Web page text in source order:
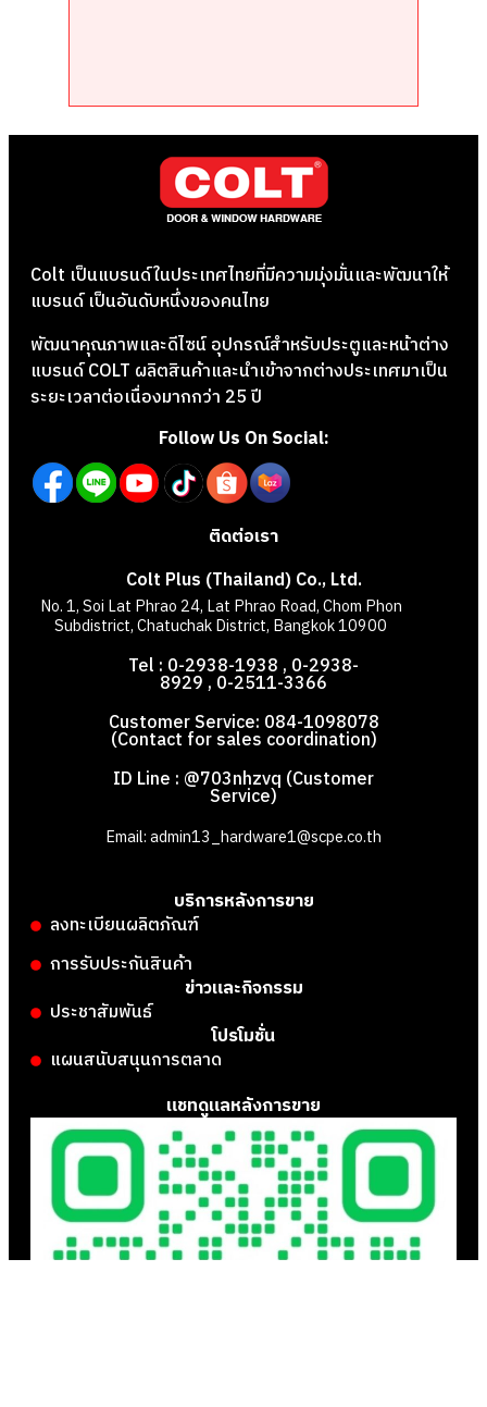
Colt เป็นแบรนด์ในประเทศไทยที่มีความมุ่งมั่นและพัฒนาให้
แบรนด์ เป็นอันดับหนึ่งของคนไทย
พัฒนาคุณภาพและดีไซน์ อุปกรณ์สำหรับประตูและหน้าต่าง
แบรนด์ COLT ผลิตสินค้าและนำเข้าจากต่างประเทศมาเป็น
ระยะเวลาต่อเนื่องมากกว่า 25 ปี
Follow Us On Social:
ติดต่อเรา
Colt Plus (Thailand) Co., Ltd.
No. 1, Soi Lat Phrao 24, Lat Phrao Road, Chom Phon
Subdistrict, Chatuchak District, Bangkok 10900
Tel : 0-2938-1938 , 0-2938-
8929 , 0-2511-3366
Customer Service: 084-1098078
(Contact for sales coordination)
ID Line : @703nhzvq (Customer
Service)
Email: admin13_hardware1@scpe.co.th
บริการหลังการขาย
ลงทะเบียนผลิตภัณฑ์
การรับประกันสินค้า
ข่าวและกิจกรรม
ประชาสัมพันธ์
โปรโมชั่น
แผนสนับสนุนการตลาด
แชทดูแลหลังการขาย